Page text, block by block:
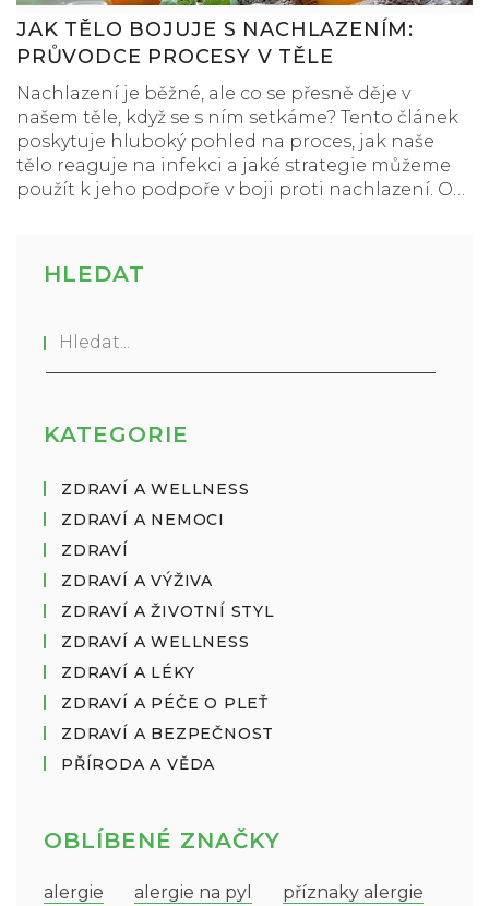
JAK TĚLO BOJUJE S NACHLAZENÍM:
PRŮVODCE PROCESY V TĚLE
Nachlazení je běžné, ale co se přesně děje v
našem těle, když se s ním setkáme? Tento článek
poskytuje hluboký pohled na proces, jak naše
tělo reaguje na infekci a jaké strategie můžeme
použít k jeho podpoře v boji proti nachlazení. Od
jak nachlazení ovlivňuje různé systémy v našem
těle a jak je můžeme efektivně podporovat.
HLEDAT
KATEGORIE
ZDRAVÍ A WELLNESS
ZDRAVÍ A NEMOCI
ZDRAVÍ
ZDRAVÍ A VÝŽIVA
ZDRAVÍ A ŽIVOTNÍ STYL
ZDRAVÍ A WELLNESS
ZDRAVÍ A LÉKY
ZDRAVÍ A PÉČE O PLEŤ
ZDRAVÍ A BEZPEČNOST
PŘÍRODA A VĚDA
OBLÍBENÉ ZNAČKY
alergie alergie na pyl příznaky alergie